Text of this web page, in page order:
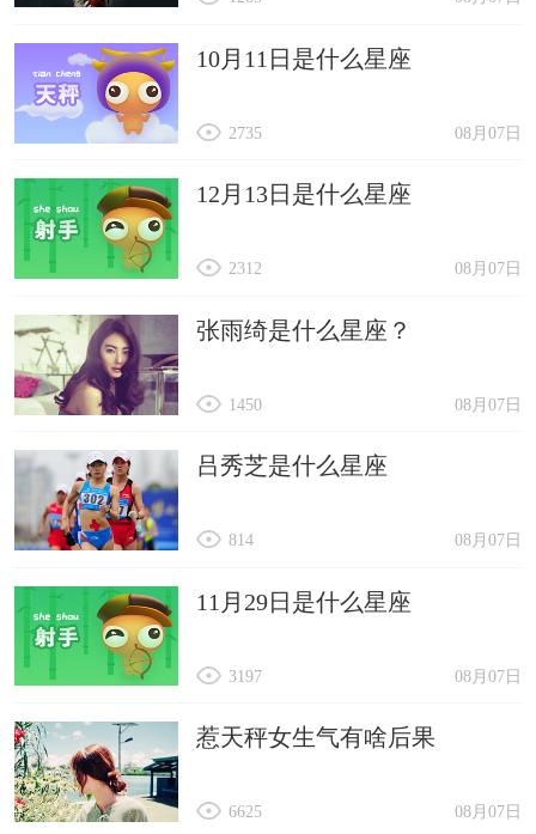
10月11日是什么星座
08月07日
2735
12月13日是什么星座
08月07日
2312
张雨绮是什么星座？
08月07日
1450
吕秀芝是什么星座
08月07日
814
11月29日是什么星座
08月07日
3197
惹天秤女生气有啥后果
08月07日
6625